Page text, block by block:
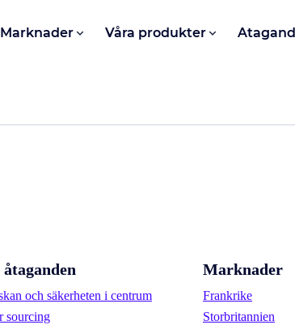
Marknader Våra produkter
och säkerheten i centrum
sourcing
Marknader
Frankrike
Storbritannien